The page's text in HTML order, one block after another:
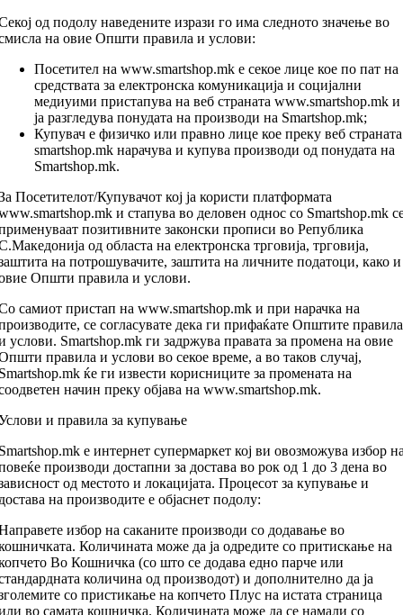
од подолу наведените изрази го има следното значење во
на овие Општи правила и услови:
Посетител на www.smartshop.mk е секое лице кое по пат на
средствата за електронска комуникација и социјални
медиуими пристапува на веб страната www.smartshop.mk и
ја разгледува понудата на производи на Smartshop.mk;
Купувач е физичко или правно лице кое преку веб страната
smartshop.mk нарачува и купува производи од понудата на
Smartshop.mk.
Посетителот/Купувачот кој ја користи платформата
и стапува во деловен однос со Smartshop.mk
позитивните законски прописи во Република
од областа на електронска трговија, трговија,
на потрошувачите, заштита на личните податоци, како и
Општи правила и услови.
самиот пристап на www.smartshop.mk и при нарачка на
се согласувате дека ги прифаќате Општите правила
услови. Smartshop.mk ги задржува правата за промена на овие
правила и услови во секое време, а во таков случај,
ќе ги извести корисниците за промената на
начин преку објава на www.smartshop.mk.
и правила за купување
е интернет супермаркет кој ви овозможува избор
производи достапни за достава во рок од 1 до 3 дена во
од местото и локацијата. Процесот за купување и
на производите е објаснет подолу:
избор на саканите производи со додавање во
Количината може да ја одредите со притискање на
Во Кошничка (со што се додава едно парче или
количина од производот) и дополнително да ја
со пристикање на копчето Плус на истата страница
во самата кошничка. Количината може да се намали со